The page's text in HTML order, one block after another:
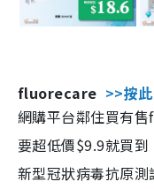
fluorecare >>按
網購平台鄰住買有
要超低價$9.9就買
新型冠狀病毒抗原